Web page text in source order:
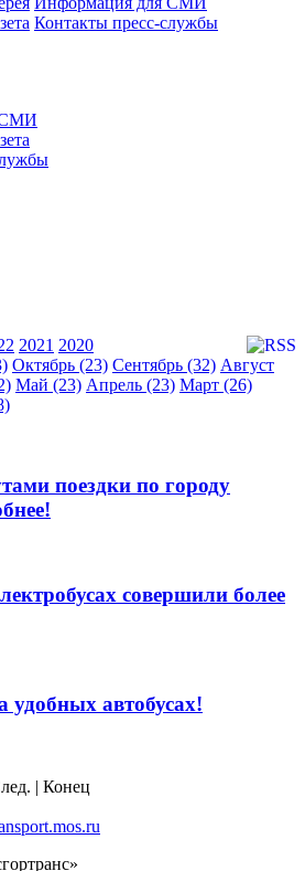
Контакты пресс-службы
СМИ
2021 2020
Октябрь (23) Сентябрь (32) Август
Май (23) Апрель (23) Март (26)
поездки по городу
совершили более
удобных автобусах!
| Конец